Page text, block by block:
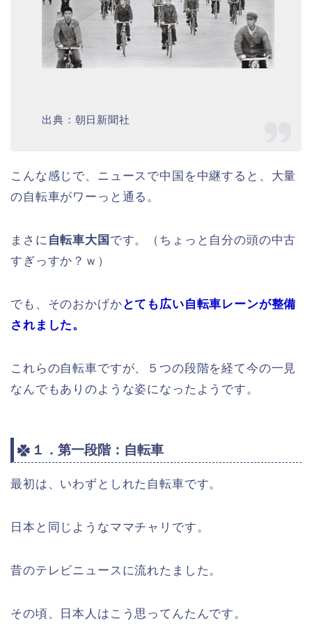
出典：朝日新聞社
こんな感じで、ニュースで中国を中継すると、大量
の自転車がワーっと通る。
まさに 自転車大国 です。（ちょっと自分の頭の中古
すぎっすか？ｗ）
でも、そのおかげか とても広い自転車レーンが整備
されました。
これらの自転車ですが、５つの段階を経て今の一見
なんでもありのような姿になったようです。
１．第一段階：自転車
最初は、いわずとしれた自転車です。
日本と同じようなママチャリです。
昔のテレビニュースに流れたました。
その頃、日本人はこう思ってんたんです。